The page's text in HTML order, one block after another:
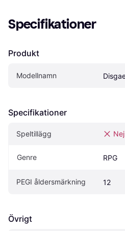
Specifikationer
Produkt
Modellnamn
Specifikationer
Speltillägg Nej
Genre RPG
PEGI åldersmärkning 12
Övrigt